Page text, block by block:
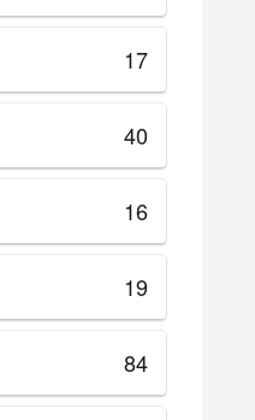
17
40
16
19
84